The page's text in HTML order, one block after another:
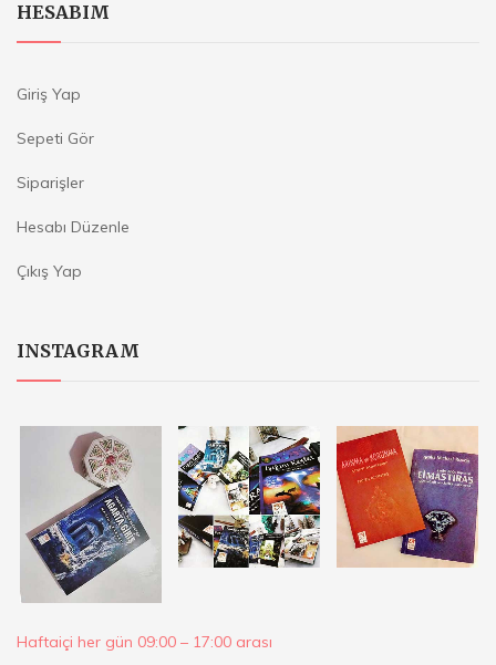
HESABIM
Giriş Yap
Sepeti Gör
Siparişler
Hesabı Düzenle
Çıkış Yap
INSTAGRAM
Haftaiçi her gün 09:00 – 17:00 arası